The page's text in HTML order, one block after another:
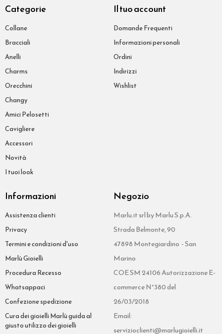
Categorie
Collane
Bracciali
Anelli
Charms
Orecchini
Changy
Amici Pelosetti
Cavigliere
Accessori
Novità
I tuoi look
Il tuo account
Domande Frequenti
Informazioni personali
Ordini
Indirizzi
Wishlist
Informazioni
Assistenza clienti
Privacy
Termini e condizioni d'uso
Marlù Gioielli
Procedura Recesso
Whatsappaci
Confezione spedizione
Cura dei gioielli Marlù guida al
giusto utilizzo dei gioielli
Negozio
Marlu.it srl by Marlu S.p.A.
Strada Belmonte, 90
47898 Montegiardino - San
Marino
COE SM 24106 Autorizzazione E-
commerce N°380 del
26/03/2018
Email:
servizioclienti@marlugioielli.it